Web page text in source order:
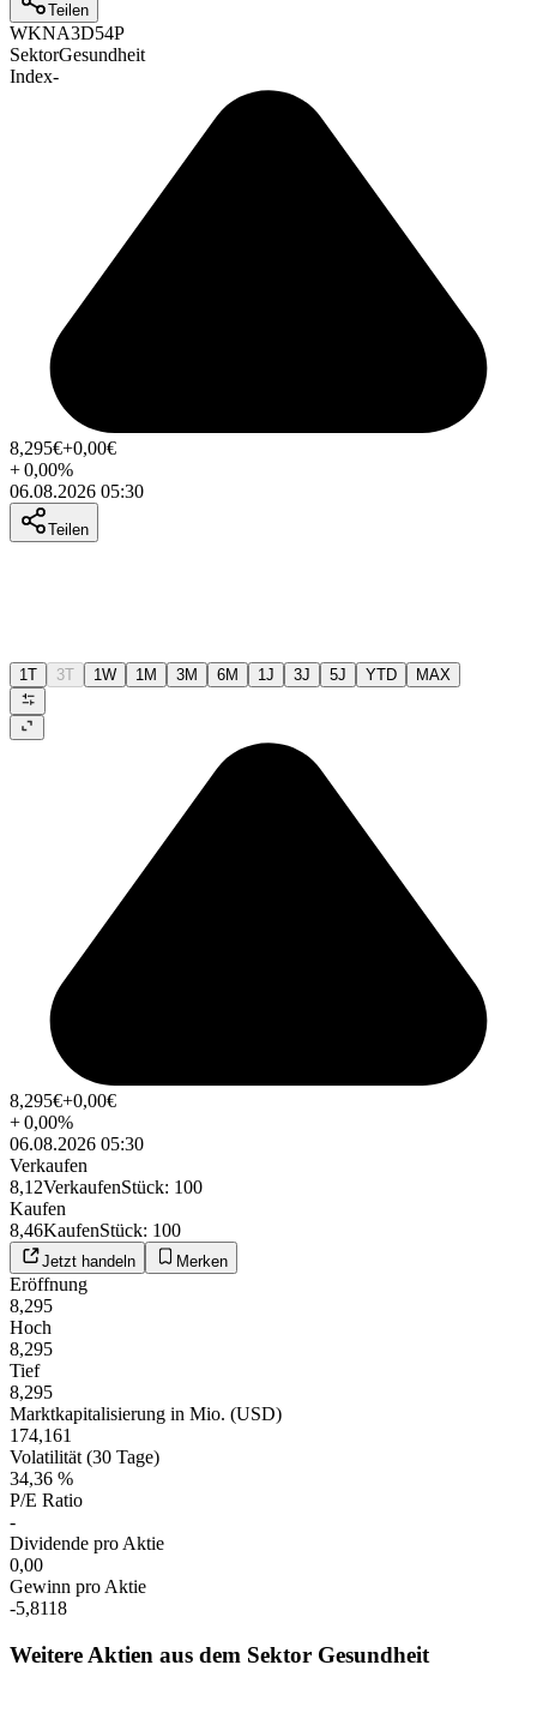
Teilen
WKNA3D54P
SektorGesundheit
Index-
8,295€+0,00€
+0,00%
06.08.2026 05:30
Teilen
1T 3T 1W 1M 3M 6M 1J 3J 5J YTD MAX
8,295€+0,00€
+0,00%
06.08.2026 05:30
Verkaufen
8,12VerkaufenStück: 100
Kaufen
8,46KaufenStück: 100
Jetzt handeln Merken
Eröffnung
8,295
Hoch
8,295
Tief
8,295
Marktkapitalisierung in Mio. (USD)
174,161
Volatilität (30 Tage)
34,36 %
P/E Ratio
-
Dividende pro Aktie
0,00
Gewinn pro Aktie
-5,8118
Weitere Aktien aus dem Sektor Gesundheit